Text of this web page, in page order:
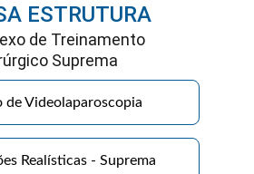
ESTRUTURA
de Treinamento
Suprema
de Videolaparoscopia
Realísticas - Suprema